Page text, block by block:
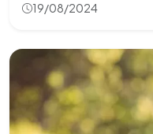
19/08/2024